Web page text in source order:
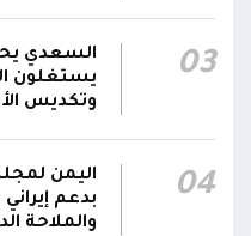
03
السعدي
يستغلون
وتكديس
04
اليمن
بدعم
والملاحة